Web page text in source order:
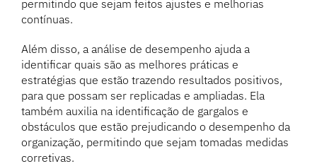
permitindo que sejam feitos ajustes e melhorias
contínuas.
Além disso, a análise de desempenho ajuda a
identificar quais são as melhores práticas e
estratégias que estão trazendo resultados positivos,
para que possam ser replicadas e ampliadas. Ela
também auxilia na identificação de gargalos e
obstáculos que estão prejudicando o desempenho da
organização, permitindo que sejam tomadas medidas
corretivas.